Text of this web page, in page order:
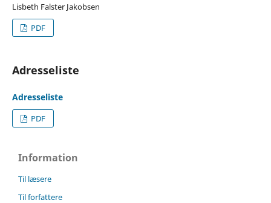
Lisbeth Falster Jakobsen
PDF
Adresseliste
Adresseliste
PDF
Information
Til læsere
Til forfattere